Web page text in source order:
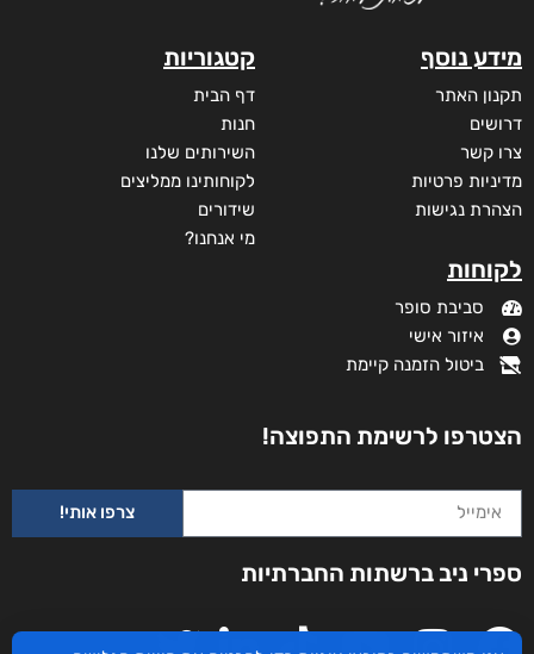
מידע נוסף
תקנון האתר
דרושים
צרו קשר
מדיניות פרטיות
הצהרת נגישות
לקוחות
סביבת סופר
איזור אישי
ביטול הזמנה קיימת
קטגוריות
דף הבית
חנות
השירותים שלנו
לקוחותינו ממליצים
שידורים
מי אנחנו?
הצטרפו לרשימת התפוצה!
צרפו אותי!
ספרי ניב ברשתות החברתיות